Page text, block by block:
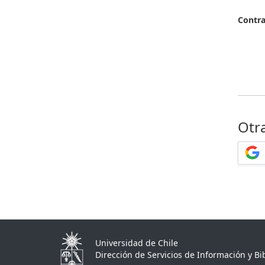
Universidad de Chile
Dirección de Servicios de Información y